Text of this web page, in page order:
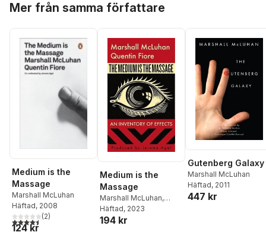
Mer från samma författare
Medium is the
Massage
Marshall McLuhan
Häftad, 2008
4,5utav 5 stjärnor. Totalt antal röster:
(2)
124 kr
Medium is the
Massage
Marshall McLuhan,
Quentin Fiore
Agel
Häftad, 2023
194 kr
Gutenberg Galaxy
Marshall McLuhan
Häftad, 2011
447 kr